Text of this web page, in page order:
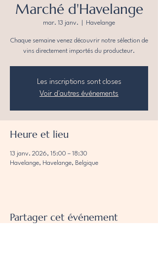
Marché d'Havelange
mar. 13 janv. Havelange
Chaque semaine venez découvrir notre sélection de
vins directement importés du producteur.
Les inscriptions sont closes
Voir d'autres événements
Heure et lieu
13 janv. 2026, 15:00 – 18:30
Havelange, Havelange, Belgique
Partager cet événement